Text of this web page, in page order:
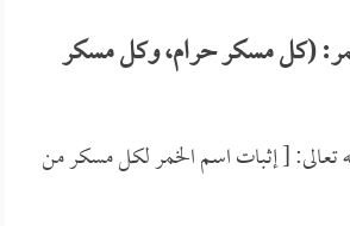
(كل مسكر حرام، وكل مسكر
تعالى: [ إثبات اسم الخمر لكل مسكر من